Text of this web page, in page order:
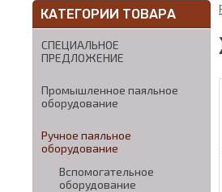
КАТЕГОРИИ ТОВАРА
СПЕЦИАЛЬНОЕ
ПРЕДЛОЖЕНИЕ
Промышленное паяльное
оборудование
Ручное паяльное
оборудование
Вспомогательное
оборудование